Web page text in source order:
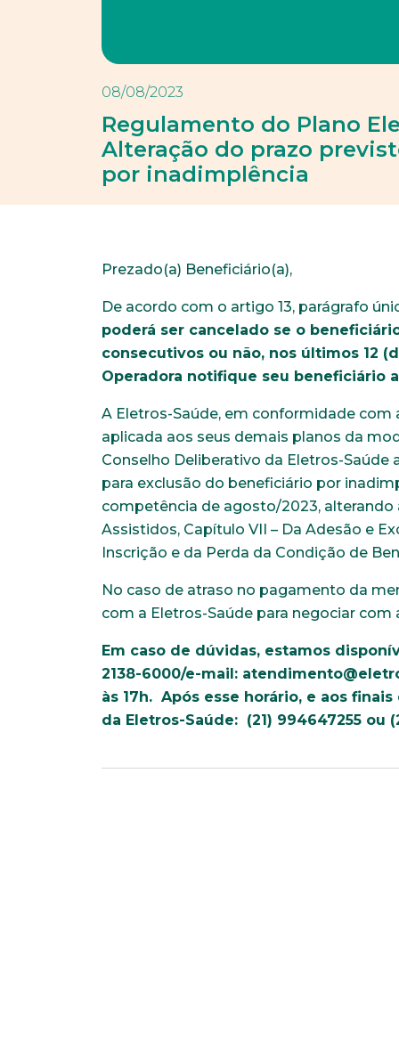
08/08/2023
Regulamento do Plano
Alteração do prazo
por inadimplência
Prezado(a) Beneficiário(a),
De acordo com o artigo 13, parágrafo
poderá ser cancelado se o
consecutivos ou não, nos últimos 12
Operadora notifique seu beneficiário
A Eletros-Saúde, em conformidade
aplicada aos seus demais planos da
Conselho Deliberativo da Eletros-Saúde
para exclusão do beneficiário por
competência de agosto/2023,
Assistidos, Capítulo VII – Da Adesão e
Inscrição e da Perda da Condição de
No caso de atraso no pagamento da
com a Eletros-Saúde para negociar
Em caso de dúvidas, estamos
2138-6000/e-mail:
às 17h. Após esse horário, e aos
da Eletros-Saúde: (21) 994647255 ou
Faça parte de uma
Nome completo*